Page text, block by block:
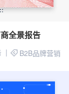
全景报告
B2B品牌营销